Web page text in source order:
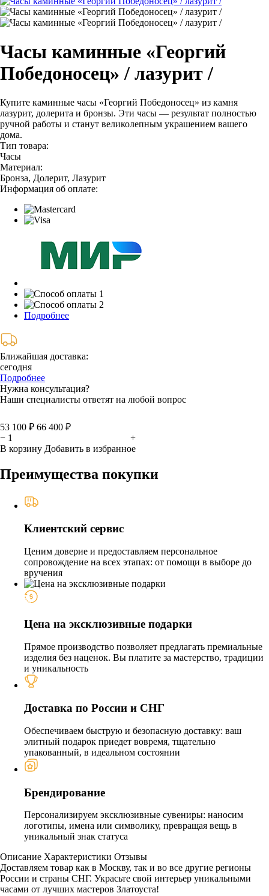
Часы каминные «Георгий
Победоносец» / лазурит /
Купите каминные часы «Георгий Победоносец» из камня
лазурит, долерита и бронзы. Эти часы — результат полностью
ручной работы и станут великолепным украшением вашего
дома.
Тип товара:
Часы
Материал:
Бронза, Долерит, Лазурит
Информация об оплате:
Подробнее
Ближайшая доставка:
сегодня
Подробнее
Нужна консультация?
Наши специалисты ответят на любой вопрос
53 100 ₽ 66 400 ₽
−
+
В корзину Добавить в избранное
Преимущества покупки
Клиентский сервис
Ценим доверие и предоставляем персональное
сопровождение на всех этапах: от помощи в выборе до
вручения
Цена на эксклюзивные подарки
Прямое производство позволяет предлагать премиальные
изделия без наценок. Вы платите за мастерство, традиции
и уникальность
Доставка по России и СНГ
Обеспечиваем быструю и безопасную доставку: ваш
элитный подарок приедет вовремя, тщательно
упакованный, в идеальном состоянии
Брендирование
Персонализируем эксклюзивные сувениры: наносим
логотипы, имена или символику, превращая вещь в
уникальный знак статуса
Описание Характеристики Отзывы
Доставляем товар как в Москву, так и во все другие регионы
России и страны СНГ. Украсьте свой интерьер уникальными
часами от лучших мастеров Златоуста!